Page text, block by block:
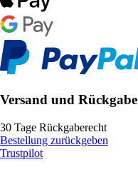
Versand und Rückgabe
30 Tage Rückgaberecht
Bestellung zurückgeben
Trustpilot